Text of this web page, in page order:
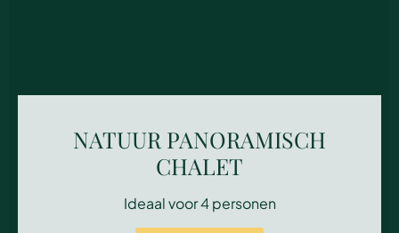
NATUUR PANORAMISCH
CHALET
Ideaal voor 4 personen